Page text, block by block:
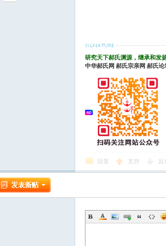
研究天下郝氏渊源，继承和发
中华郝氏网 郝氏宗亲网 郝氏论
回复 支持 反